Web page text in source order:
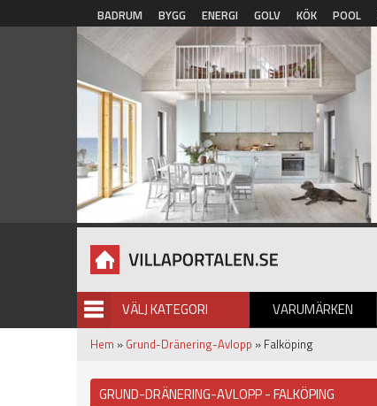
Hoppa till huvudinnehåll
BADRUM BYGG ENERGI GOLV KÖK POOL
VÄLJ KATEGORI VARUMÄRKEN
BILDGALLERI
Hem » Grund-Dränering-Avlopp » Falköping
GRUND-DRÄNERING-AVLOPP - FALKÖPING